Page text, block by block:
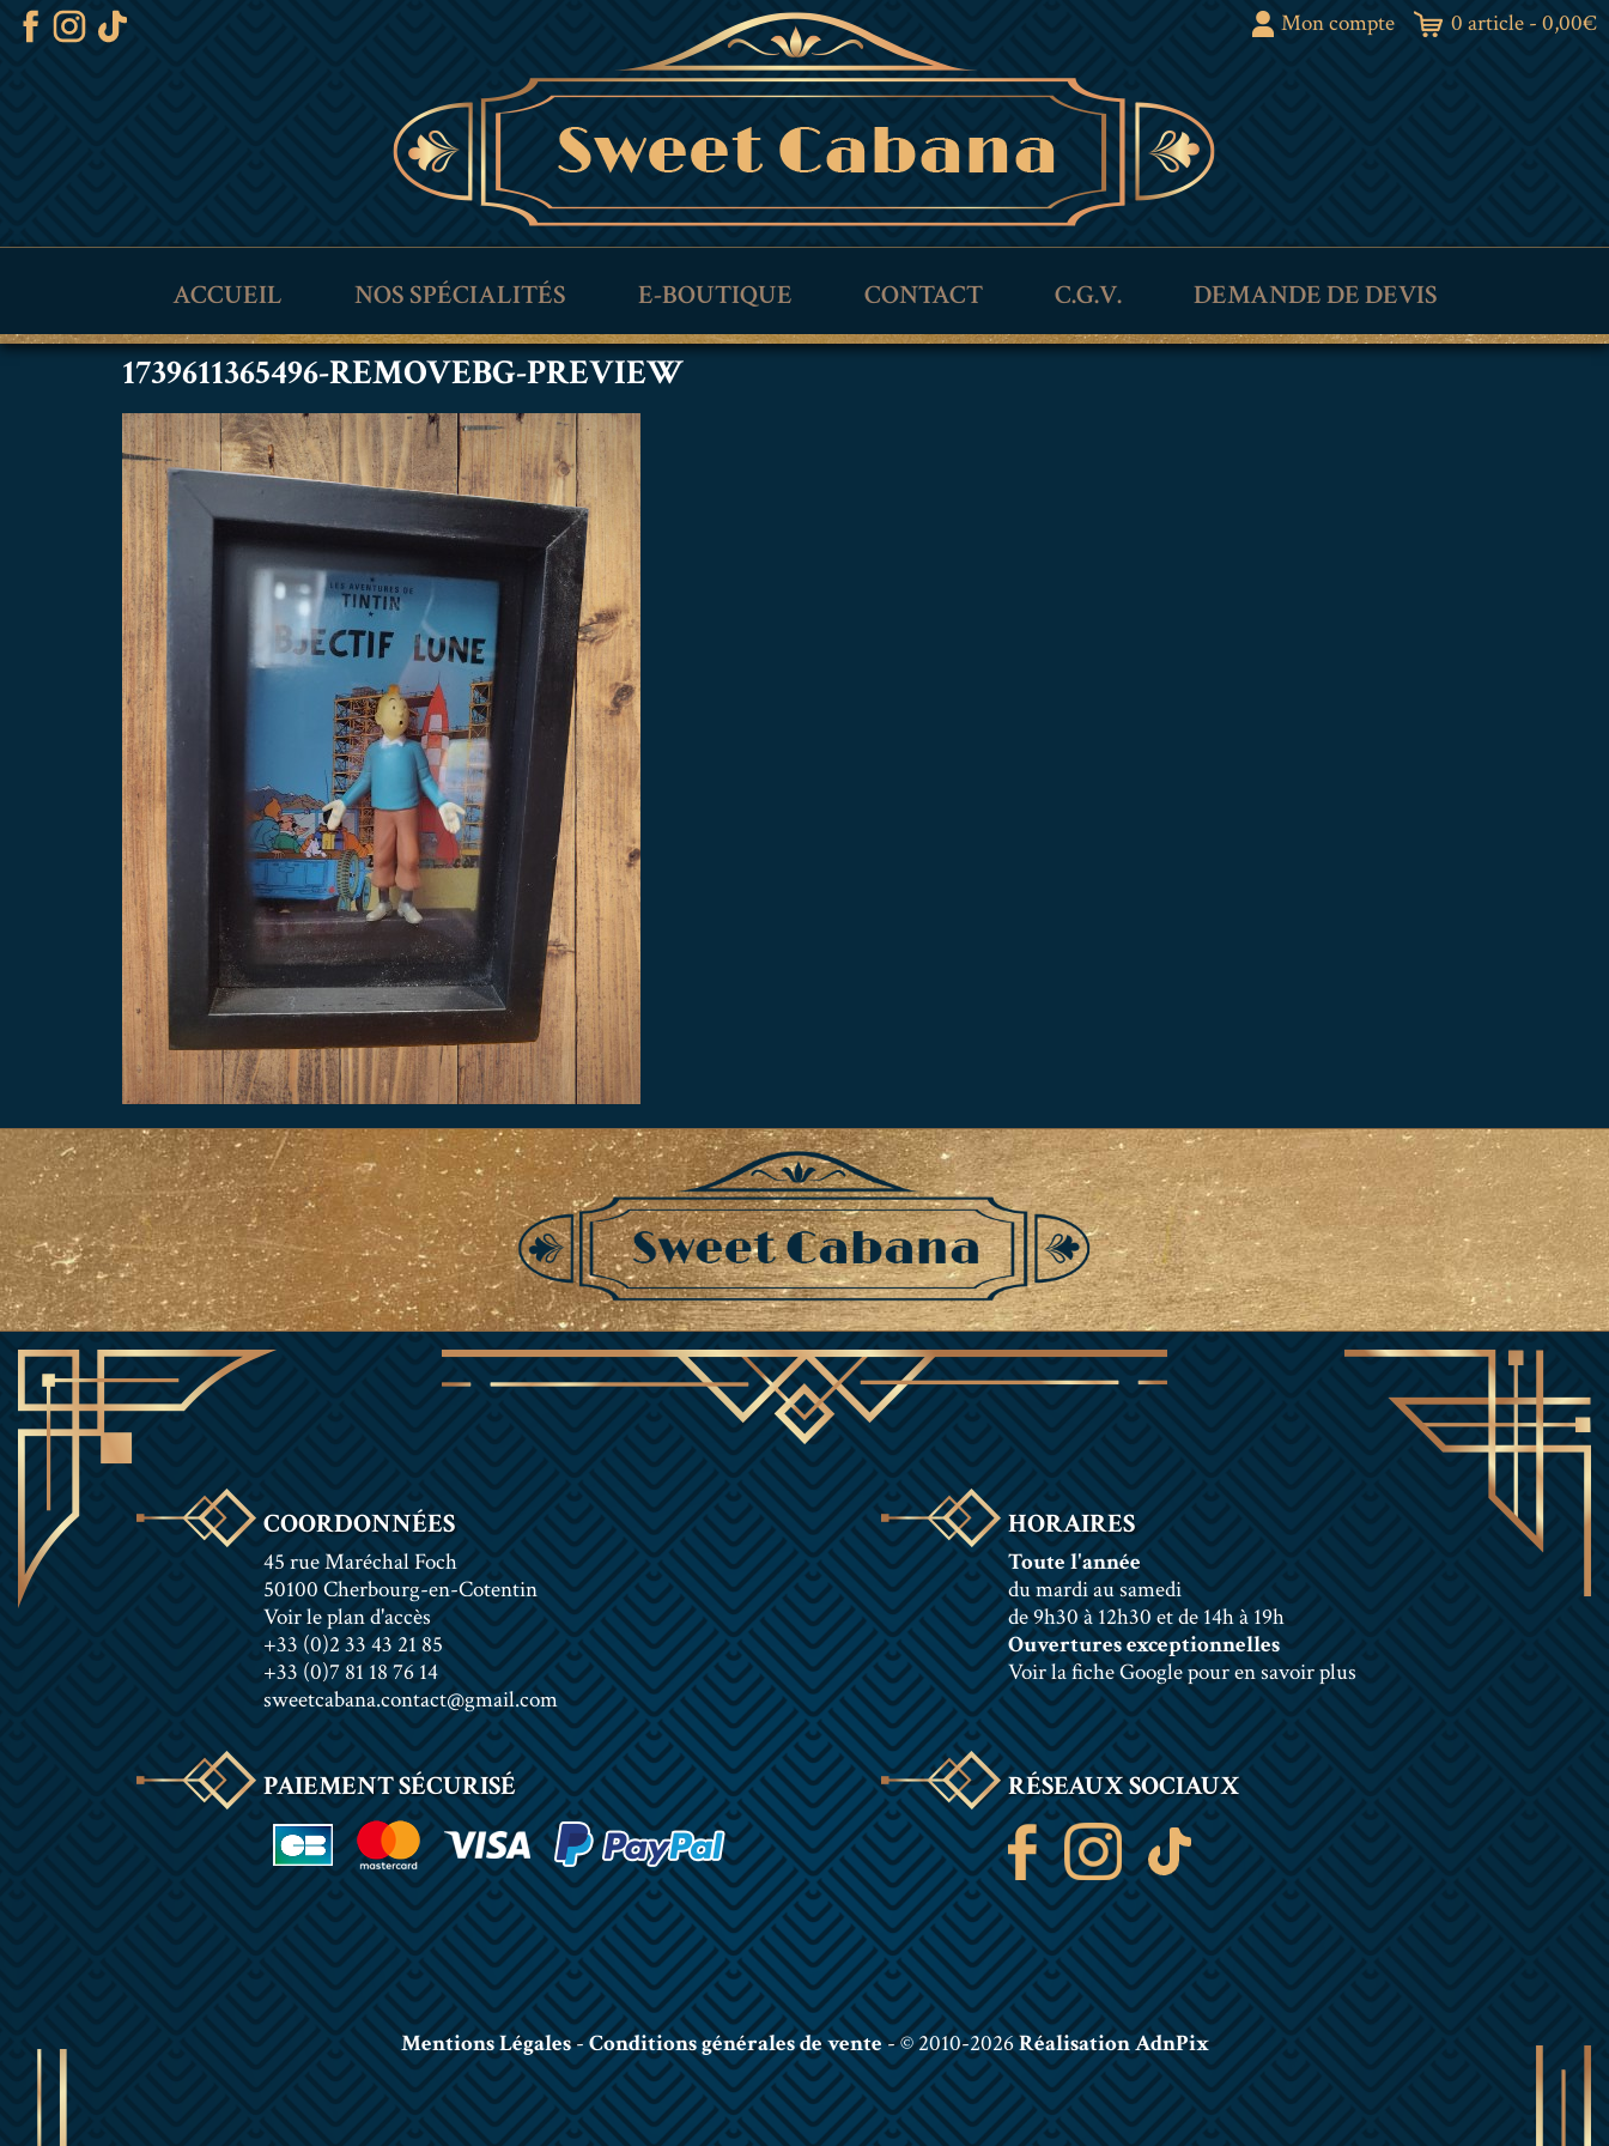
Mon compte 0 article - 0,00€
ACCUEIL NOS SPÉCIALITÉS E-BOUTIQUE CONTACT C.G.V. DEMANDE DE DEVIS
1739611365496-REMOVEBG-PREVIEW
COORDONNÉES
45 rue Maréchal Foch
50100 Cherbourg-en-Cotentin
Voir le plan d'accès
+33 (0)2 33 43 21 85
+33 (0)7 81 18 76 14
sweetcabana.contact@gmail.com
HORAIRES
Toute l'année
du mardi au samedi
de 9h30 à 12h30 et de 14h à 19h
Ouvertures exceptionnelles
Voir la fiche Google pour en savoir plus
PAIEMENT SÉCURISÉ RÉSEAUX SOCIAUX
Mentions Légales-Conditions générales de vente- © 2010-2026Réalisation AdnPix